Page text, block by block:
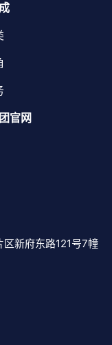
官网
新府东路121号7幢